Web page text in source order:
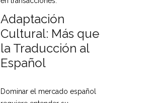
Adaptación
Cultural: Más que
la Traducción al
Español
Dominar el mercado español